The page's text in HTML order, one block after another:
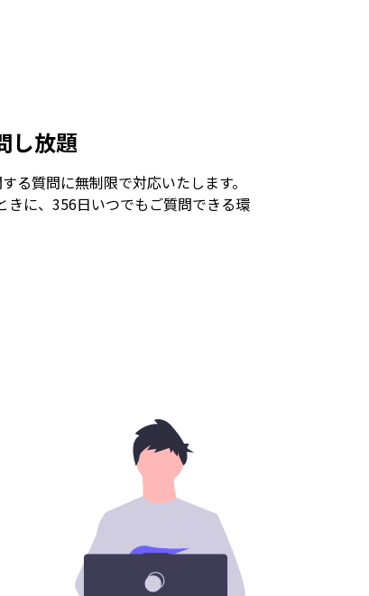
し放題
る質問に無制限で対応いたします。
に、356日いつでもご質問できる環